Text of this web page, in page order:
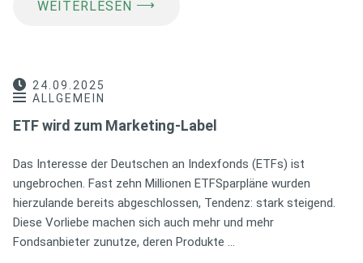
WEITERLESEN ⟶
24.09.2025
ALLGEMEIN
ETF wird zum Marketing-Label
Das Interesse der Deutschen an Indexfonds (ETFs) ist
ungebrochen. Fast zehn Millionen ETFSparpläne wurden
hierzulande bereits abgeschlossen, Tendenz: stark steigend.
Diese Vorliebe machen sich auch mehr und mehr
Fondsanbieter zunutze, deren Produkte …